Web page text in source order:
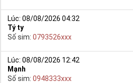
Lúc: 08/08/2026 04:32
Tý ty
Số sim: 0793526xxx
Lúc: 08/08/2026 12:42
Mạnh
Số sim: 0948333xxx